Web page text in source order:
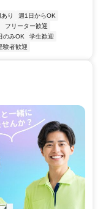
り
週1日からOK
フリーター歓迎
のみOK
学生歓迎
験者歓迎